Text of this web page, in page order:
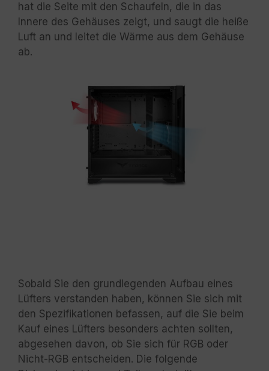
hat die Seite mit den Schaufeln, die in das
Innere des Gehäuses zeigt, und saugt die heiße
Luft an und leitet die Wärme aus dem Gehäuse
ab.
Sobald Sie den grundlegenden Aufbau eines
Lüfters verstanden haben, können Sie sich mit
den Spezifikationen befassen, auf die Sie beim
Kauf eines Lüfters besonders achten sollten,
abgesehen davon, ob Sie sich für RGB oder
Nicht-RGB entscheiden. Die folgende